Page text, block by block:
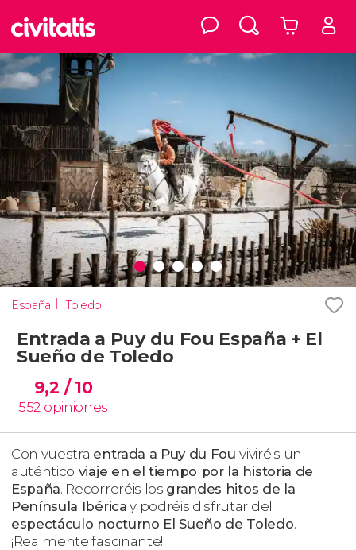
España Toledo
Entrada a Puy du Fou España + El
Sueño de Toledo
9,2 / 10
552 opiniones
Con vuestra entrada a Puy du Fouviviréis un
auténtico viaje en el tiempo por la historia de
España. Recorreréis los grandes hitos de la
Península Ibérica y podréis disfrutar del
espectáculo nocturno El Sueño de Toledo.
¡Realmente fascinante!